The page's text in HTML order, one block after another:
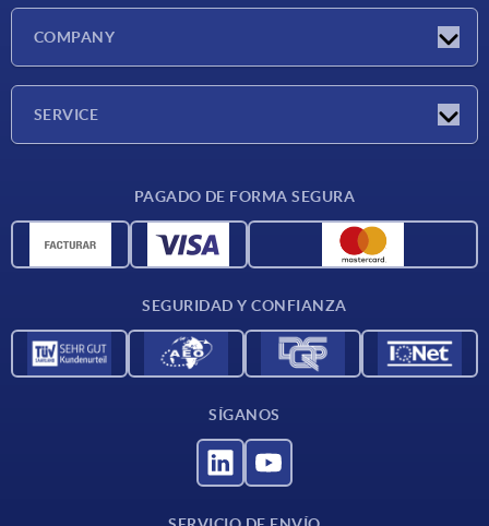
COMPANY
SERVICE
Materiales
PAGADO DE FORMA SEGURA
SEGURIDAD Y CONFIANZA
SÍGANOS